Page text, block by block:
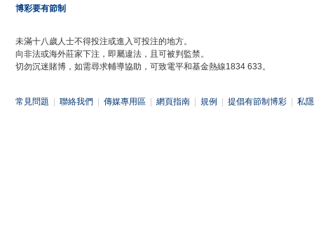
博彩要有節制
未滿十八歲人士不得投注或進入可投注的地方。
向非法或海外莊家下注，即屬違法，且可被判監禁。
切勿沉迷賭博，如需尋求輔導協助，可致電平和基金熱線1834 633。
常見問題 聯絡我們 傳媒專用區 網頁指南 規例 提倡有節制博彩 私